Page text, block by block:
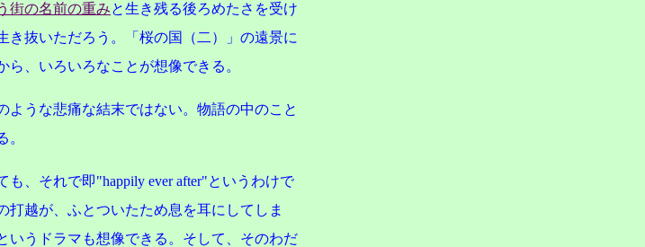
街の名前の重みと生き残る後ろめたさを受け
き抜いただろう。「桜の国（二）」の遠景に
、いろいろなことが想像できる。
ような悲痛な結末ではない。物語の中のこと
。
、それで即"happily ever after"というわけで
打越が、ふとついたため息を耳にしてしま
いうドラマも想像できる。そして、そのわだ